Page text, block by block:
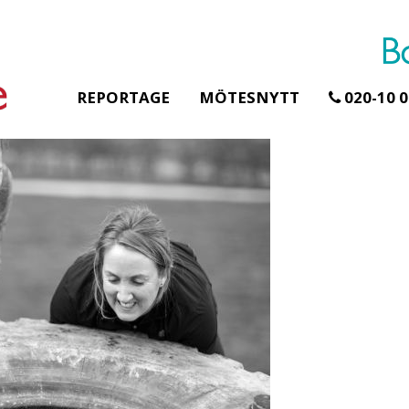
REPORTAGE MÖTESNYTT 020-10
Erbjudande från Åhus Seaside
SPA & Konferens
Åhus Seaside Take
Over erbjudande
Ta över ett helt hotell. På
stranden i Åhus. För grupper
erbjuder vi en full abonnering
av Åhus Seaside SPA &
Konferens. Under er vistelse är
hela hotellet ert ...